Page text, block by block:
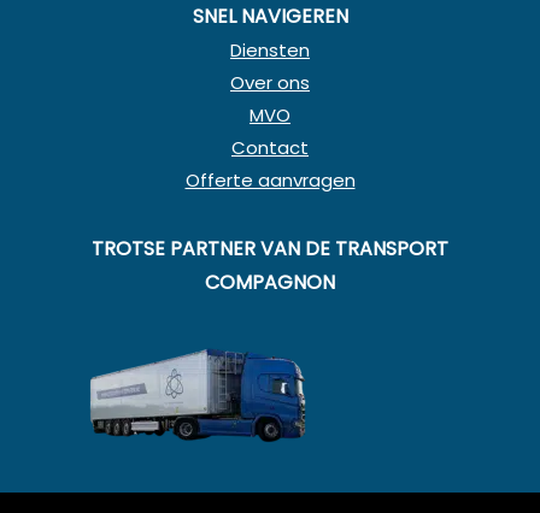
SNEL NAVIGEREN
Diensten
Over ons
MVO
Contact
Offerte aanvragen
TROTSE PARTNER VAN DE TRANSPORT
COMPAGNON